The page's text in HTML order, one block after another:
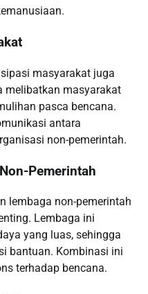
masyarakat juga
melibatkan masyarakat
pasca bencana.
antara
non-pemerintah.
Pemerintah
lembaga non-pemerintah
Lembaga ini
yang luas, sehingga
bantuan. Kombinasi ini
terhadap bencana.